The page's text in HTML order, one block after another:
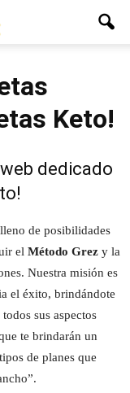
Keto!
dedicado
de posibilidades
el Método Grez y la
Nuestra misión es
el éxito, brindándote
sus aspectos
te brindarán un
de planes que